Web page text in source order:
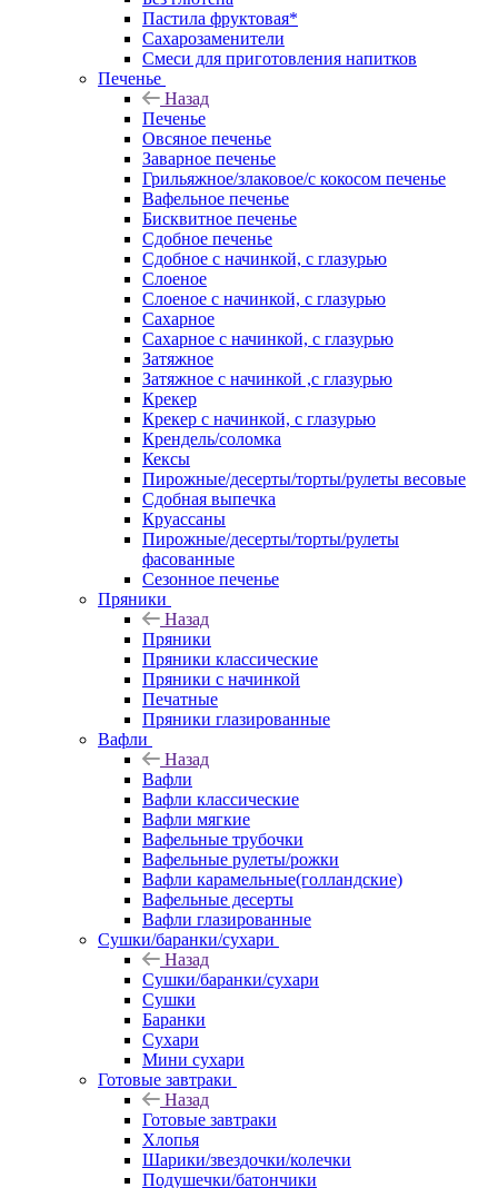
Пастила фруктовая*
Сахарозаменители
Смеси для приготовления напитков
Печенье
Назад
Печенье
Овсяное печенье
Заварное печенье
Грильяжное/злаковое/с кокосом печенье
Вафельное печенье
Бисквитное печенье
Сдобное печенье
Сдобное с начинкой, с глазурью
Слоеное
Слоеное с начинкой, с глазурью
Сахарное
Сахарное с начинкой, с глазурью
Затяжное
Затяжное с начинкой ,с глазурью
Крекер
Крекер с начинкой, с глазурью
Крендель/соломка
Кексы
Пирожные/десерты/торты/рулеты весовые
Сдобная выпечка
Круассаны
Пирожные/десерты/торты/рулеты
фасованные
Сезонное печенье
Пряники
Назад
Пряники
Пряники классические
Пряники с начинкой
Печатные
Пряники глазированные
Вафли
Назад
Вафли
Вафли классические
Вафли мягкие
Вафельные трубочки
Вафельные рулеты/рожки
Вафли карамельные(голландские)
Вафельные десерты
Вафли глазированные
Сушки/баранки/сухари
Назад
Сушки/баранки/сухари
Сушки
Баранки
Сухари
Мини сухари
Готовые завтраки
Назад
Готовые завтраки
Хлопья
Шарики/звездочки/колечки
Подушечки/батончики